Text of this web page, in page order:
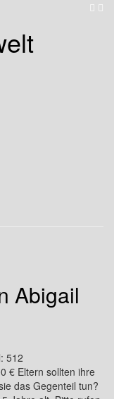
Abigail
512
€ Eltern sollten ihre
das Gegenteil tun?